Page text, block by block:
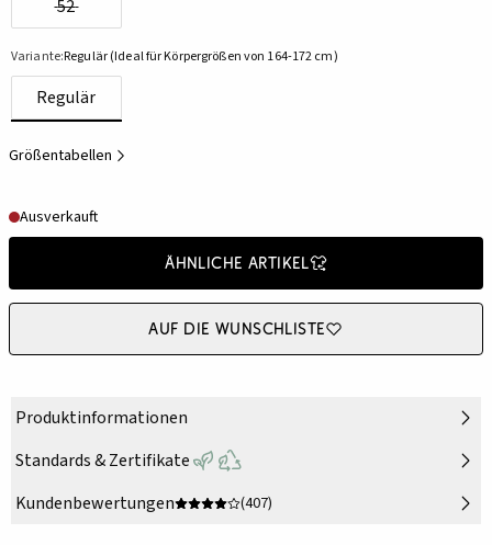
52
Variante:Regulär (Ideal für Körpergrößen von 164-172 cm)
Regulär
Größentabellen
Ausverkauft
Ähnliche Artikel
Auf die Wunschliste
Produktinformationen
Standards & Zertifikate
Kundenbewertungen
(407)